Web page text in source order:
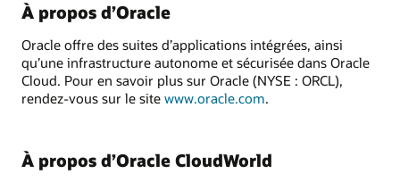
À propos d’Oracle
Oracle offre des suites d’applications intégrées, ainsi
qu’une infrastructure autonome et sécurisée dans Oracle
Cloud. Pour en savoir plus sur Oracle (NYSE : ORCL),
rendez-vous sur le site www.oracle.com.
À propos d’Oracle CloudWorld